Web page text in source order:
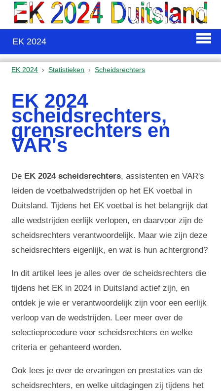
EK 2024
EK 2024 Statistieken Scheidsrechters
EK 2024
scheidsrechters,
grensrechters en
VAR's
De EK 2024 scheidsrechters, assistenten en VAR's
leiden de voetbalwedstrijden op het EK voetbal in
Duitsland. Tijdens het EK voetbal is het belangrijk dat
alle wedstrijden eerlijk verlopen, en daarvoor zijn de
scheidsrechters verantwoordelijk. Maar wie zijn deze
scheidsrechters eigenlijk, en wat is hun achtergrond?
In dit artikel lees je alles over de scheidsrechters die
tijdens het EK in 2024 in Duitsland actief zijn, en
ontdek je wie er verantwoordelijk zijn voor een eerlijk
verloop van de wedstrijden. Leer meer over de
selectieprocedure voor scheidsrechters en welke
criteria er gehanteerd worden.
Ook lees je over de ervaringen en prestaties van de
scheidsrechters, en welke uitdagingen zij tijdens het